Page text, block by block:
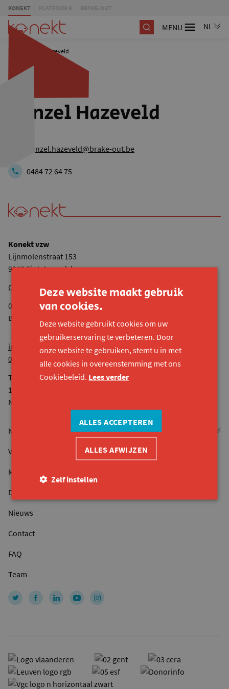
KONEKT
MENU
Denzel Hazeveld
Denzel Hazeveld
denzel.hazeveld@brake-out.be
0484 72 64 75
Konekt vzw
Lijnmolenstraat 153
9040 Sint-Amandsberg
Onze andere locaties
0524.936.680 RPR Gent
BE44 7380 4118 8545
info@konekt.be
09 261 57 50
Telefonisch bereikbaar van maandag tot vrijdag van 9u tot
12u30 en van 13u tot 16u.
Niet op woensdagnamiddag.
Vacatures
Magazine
Doe een gift
Nieuws
Contact
FAQ
Team
Deze website maakt gebruik
van cookies.
Deze website gebruikt cookies om uw
gebruikerservaring te verbeteren. Door
onze website te gebruiken, stemt u in met
alle cookies in overeenstemming met ons
Cookiebeleid. Lees verder
ALLES ACCEPTEREN
ALLES AFWIJZEN
Zelf instellen